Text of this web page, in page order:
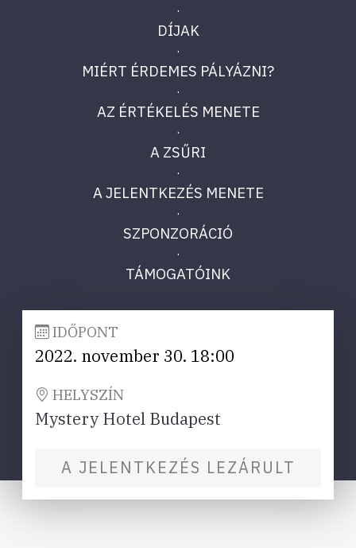
·
DÍJAK
·
MIÉRT ÉRDEMES PÁLYÁZNI?
·
AZ ÉRTÉKELÉS MENETE
·
A ZSŰRI
·
A JELENTKEZÉS MENETE
·
SZPONZORÁCIÓ
·
TÁMOGATÓINK
IDŐPONT
2022. november 30. 18:00
HELYSZÍN
Mystery Hotel Budapest
A JELENTKEZÉS LEZÁRULT